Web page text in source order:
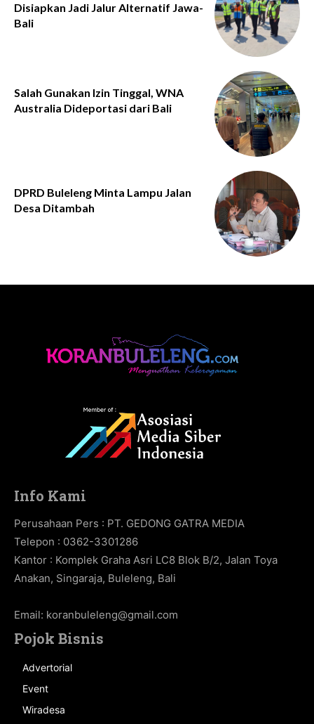
Disiapkan Jadi Jalur Alternatif Jawa-
Bali
Salah Gunakan Izin Tinggal, WNA
Australia Dideportasi dari Bali
DPRD Buleleng Minta Lampu Jalan
Desa Ditambah
Info Kami
Perusahaan Pers : PT. GEDONG GATRA MEDIA
Telepon : 0362-3301286
Kantor : Komplek Graha Asri LC8 Blok B/2, Jalan Toya
Anakan, Singaraja, Buleleng, Bali
Email: koranbuleleng@gmail.com
Pojok Bisnis
Advertorial
Event
Wiradesa